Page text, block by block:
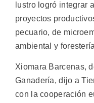
lustro logró integrar
proyectos
pecuario, de
ambiental y
Xiomara Barcenas,
Ganadería, dijo a
con la cooperación